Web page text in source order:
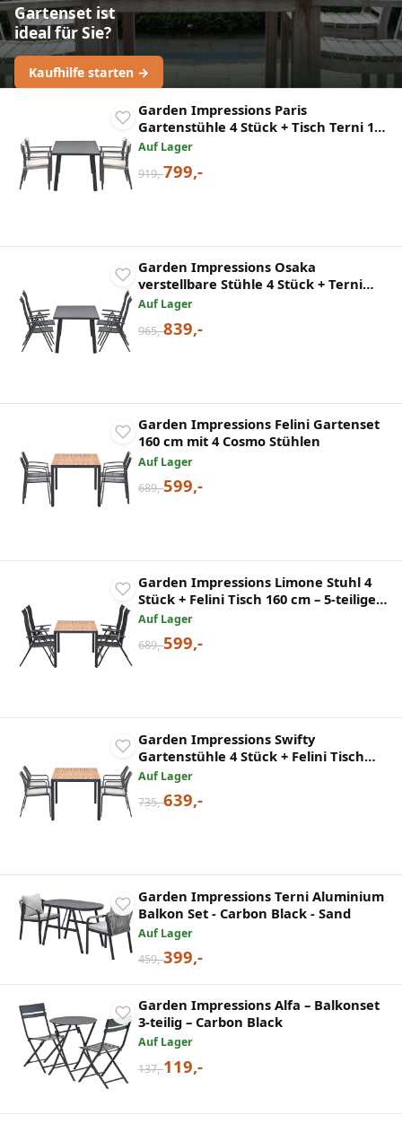
Gartenset ist
ideal für Sie?
Kaufhilfe starten →
Garden Impressions Paris
Gartenstühle 4 Stück + Tisch Terni 160
cm
Auf Lager
919,-799,-
Garden Impressions Osaka
verstellbare Stühle 4 Stück + Terni
Tisch
Auf Lager
965,-839,-
Garden Impressions Felini Gartenset
160 cm mit 4 Cosmo Stühlen
Auf Lager
689,-599,-
Garden Impressions Limone Stuhl 4
Stück + Felini Tisch 160 cm – 5-teilige
Aluminium-Gartengarnitur
Auf Lager
689,-599,-
Garden Impressions Swifty
Gartenstühle 4 Stück + Felini Tisch
160 cm
Auf Lager
735,-639,-
Garden Impressions Terni Aluminium
Balkon Set - Carbon Black - Sand
Auf Lager
459,-399,-
Garden Impressions Alfa – Balkonset
3-teilig – Carbon Black
Auf Lager
137,-119,-